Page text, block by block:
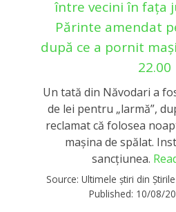
între vecini în fața
Părinte amendat
după ce a pornit
22.00
Un tată din Năvodari a
de lei pentru „larmă”,
reclamat că folosea
mașina de spălat.
sancțiunea.
Source: Ultimele știri din
Published: 10/08/